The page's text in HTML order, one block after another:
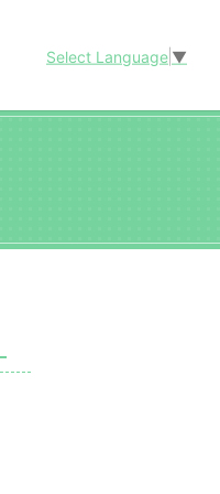
Select Language ▼